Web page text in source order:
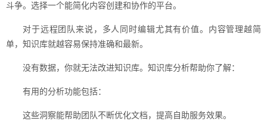
斗争。选择一个能简化内容创建和协作的平台。
对于远程团队来说，多人同时编辑尤其有价值。内容管理越简
单，知识库就越容易保持准确和最新。
没有数据，你就无法改进知识库。知识库分析帮助你了解：
有用的分析功能包括：
这些洞察能帮助团队不断优化文档，提高自助服务效果。